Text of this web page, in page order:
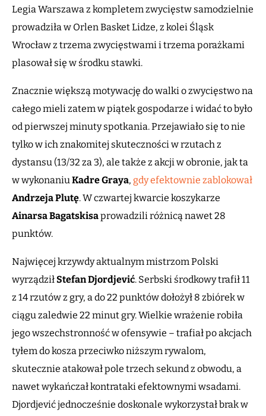
Legia Warszawa z kompletem zwycięstw samodzielnie
prowadziła w Orlen Basket Lidze, z kolei Śląsk
Wrocław z trzema zwycięstwami i trzema porażkami
plasował się w środku stawki.
Znacznie większą motywację do walki o zwycięstwo na
całego mieli zatem w piątek gospodarze i widać to było
od pierwszej minuty spotkania. Przejawiało się to nie
tylko w ich znakomitej skuteczności w rzutach z
dystansu (13/32 za 3), ale także z akcji w obronie, jak ta
w wykonaniuKadre Graya, gdy efektownie zablokował
Andrzeja Plutę. W czwartej kwarcie koszykarze
Ainarsa Bagatskisaprowadzili różnicą nawet 28
punktów.
Najwięcej krzywdy aktualnym mistrzom Polski
wyrządził Stefan Djordjević. Serbski środkowy trafił 11
z 14 rzutów z gry, a do 22 punktów dołożył 8 zbiórek w
ciągu zaledwie 22 minut gry. Wielkie wrażenie robiła
jego wszechstronność w ofensywie – trafiał po akcjach
tyłem do kosza przeciwko niższym rywalom,
skutecznie atakował pole trzech sekund z obwodu, a
nawet wykańczał kontrataki efektownymi wsadami.
Djordjević jednocześnie doskonale wykorzystał brak w